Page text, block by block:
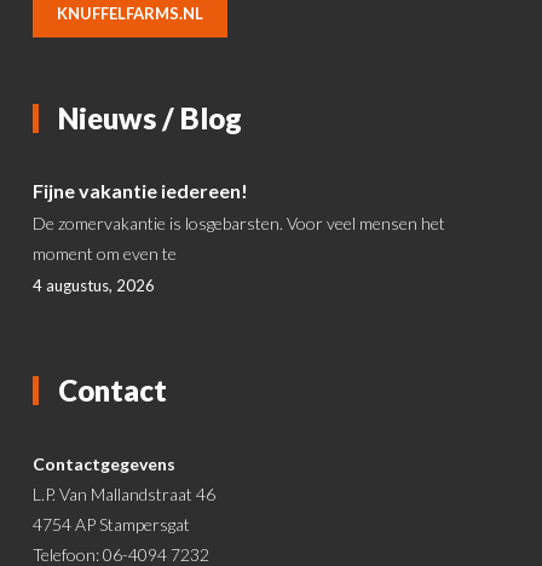
KNUFFELFARMS.NL
Nieuws / Blog
Fijne vakantie iedereen!
De zomervakantie is losgebarsten. Voor veel mensen het
moment om even te
4 augustus, 2026
Contact
Contactgegevens
L.P. Van Mallandstraat 46
4754 AP Stampersgat
Telefoon: 06-4094 7232